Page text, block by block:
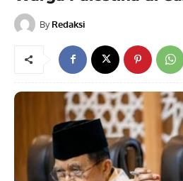
By Redaksi